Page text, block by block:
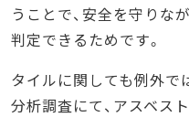
うことで、安全を守りな
判定できるためです。
タイルに関しても例外で
分析調査にて、アスベス